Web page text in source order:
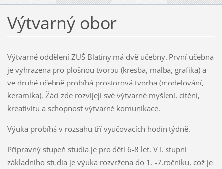
Výtvarný obor
Výtvarné oddělení ZUŠ Blatiny má dvě učebny. První učebna
je vyhrazena pro plošnou tvorbu (kresba, malba, grafika) a
ve druhé učebně probíhá prostorová tvorba (modelování,
keramika). Žáci zde rozvíjejí své výtvarné myšlení, cítění,
kreativitu a schopnost výtvarné komunikace.
Výuka probíhá v rozsahu tří vyučovacích hodin týdně.
Přípravný stupeň studia je pro děti 6-8 let. V I. stupni
základního studia je výuka rozvržena do 1. -7.ročníku, což je